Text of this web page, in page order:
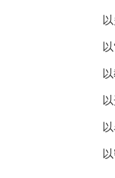
以
以
以
以
以
以